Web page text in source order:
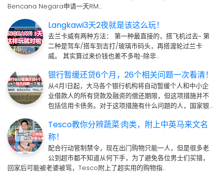
Bencana Negara申请一天RM…
Langkawi3天2夜就是该这么玩！
去兰卡威有两种方法： 第一种最直接的，搭飞机过去~ 第
二种是驾车/搭车到吉打/玻璃市码头，再搭渡轮过兰卡
威。 其实算过来价钱也差不多啦~除非…
银行暂缓还贷6个月，26个相关问题一次看清！
从4月1日起，大马各个银行机构将自动暂缓个人和中小企
业借款人的所有贷款及融资的偿还期限，但这项措施并不
包括信用卡债务。对于这项措施有什么问题的人，国家银…
Tesco教你分辨蔬菜·肉类，附上中英马来文名
称！
配合行动管制禁令，现在出门购物只能一人，但是很多老
公到超市都不知道从何下手，为了避免各位男士们买错，
回家后可能被老婆被骂，Tesco附上了超实用的购物指…